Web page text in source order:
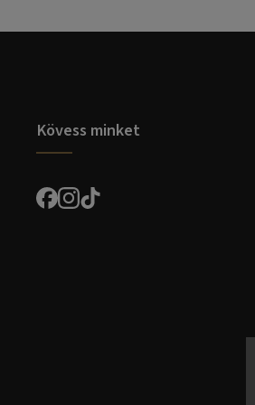
Kövess minket